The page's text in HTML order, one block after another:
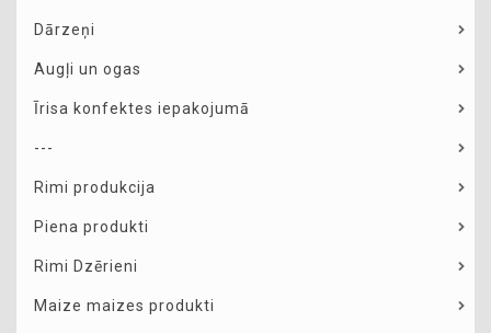
Dārzeņi
Augļi un ogas
Īrisa konfektes iepakojumā
---
Rimi produkcija
Piena produkti
Rimi Dzērieni
Maize maizes produkti